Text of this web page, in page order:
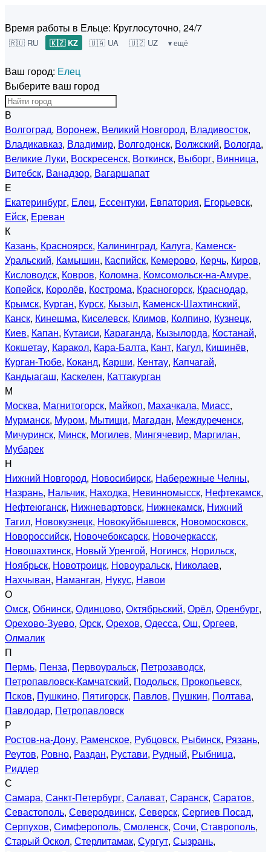
Время работы в Ельце: Круглосуточно, 24/7
🇷🇺 RU 🇰🇿 KZ 🇺🇦 UA 🇺🇿 UZ ▾ ещё
Ваш город: Елец
Выберите ваш город
В
Волгоград, Воронеж, Великий Новгород, Владивосток,
Владикавказ, Владимир, Волгодонск, Волжский, Вологда,
Великие Луки, Воскресенск, Воткинск, Выборг, Винница,
Витебск, Ванадзор, Вагаршапат
Е
Екатеринбург, Елец, Ессентуки, Евпатория, Егорьевск,
Ейск, Ереван
К
Казань, Красноярск, Калининград, Калуга, Каменск-
Уральский, Камышин, Каспийск, Кемерово, Керчь, Киров,
Кисловодск, Ковров, Коломна, Комсомольск-на-Амуре,
Копейск, Королёв, Кострома, Красногорск, Краснодар,
Крымск, Курган, Курск, Кызыл, Каменск-Шахтинский,
Канск, Кинешма, Киселевск, Климов, Колпино, Кузнецк,
Киев, Капан, Кутаиси, Караганда, Кызылорда, Костанай,
Кокшетау, Каракол, Кара-Балта, Кант, Кагул, Кишинёв,
Курган-Тюбе, Коканд, Карши, Кентау, Капчагай,
Кандыагаш, Каскелен, Каттакурган
М
Москва, Магнитогорск, Майкоп, Махачкала, Миасс,
Мурманск, Муром, Мытищи, Магадан, Междуреченск,
Мичуринск, Минск, Могилев, Мингячевир, Маргилан,
Мубарек
Н
Нижний Новгород, Новосибирск, Набережные Челны,
Назрань, Нальчик, Находка, Невинномысск, Нефтекамск,
Нефтеюганск, Нижневартовск, Нижнекамск, Нижний
Тагил, Новокузнецк, Новокуйбышевск, Новомосковск,
Новороссийск, Новочебоксарск, Новочеркасск,
Новошахтинск, Новый Уренгой, Ногинск, Норильск,
Ноябрьск, Новотроицк, Новоуральск, Николаев,
Нахчыван, Наманган, Нукус, Навои
О
Омск, Обнинск, Одинцово, Октябрьский, Орёл, Оренбург,
Орехово-Зуево, Орск, Орехов, Одесса, Ош, Оргеев,
Олмалик
П
Пермь, Пенза, Первоуральск, Петрозаводск,
Петропавловск-Камчатский, Подольск, Прокопьевск,
Псков, Пушкино, Пятигорск, Павлов, Пушкин, Полтава,
Павлодар, Петропавловск
Р
Ростов-на-Дону, Раменское, Рубцовск, Рыбинск, Рязань,
Реутов, Ровно, Раздан, Рустави, Рудный, Рыбница,
Риддер
С
Самара, Санкт-Петербург, Салават, Саранск, Саратов,
Севастополь, Северодвинск, Северск, Сергиев Посад,
Серпухов, Симферополь, Смоленск, Сочи, Ставрополь,
Старый Оскол, Стерлитамак, Сургут, Сызрань,